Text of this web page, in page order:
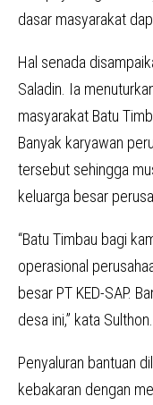
dasar masyarakat
Hal senada
Saladin. Ia
masyarakat Batu
Banyak karyawan
tersebut sehingga
keluarga besar
“Batu Timbau bagi
operasional
besar PT KED-SAP.
desa ini,” kata Sulthon.
Penyaluran bantuan
kebakaran dengan